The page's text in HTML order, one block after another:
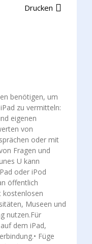
Drucken
benötigen, um
zu vermitteln:
eigenen
von
oder mit
Fragen und
U kann
oder iPod
öffentlich
kostenlosen
Museen und
nutzen.Für
dem iPad,
Füge